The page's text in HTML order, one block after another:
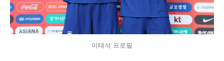
이태석 프로필